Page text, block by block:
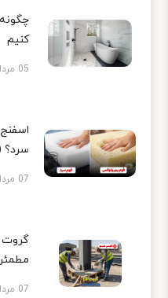
کنیم
05 مرداد 1405
سرد؟
07 مرداد 1405
07 مرداد 1405